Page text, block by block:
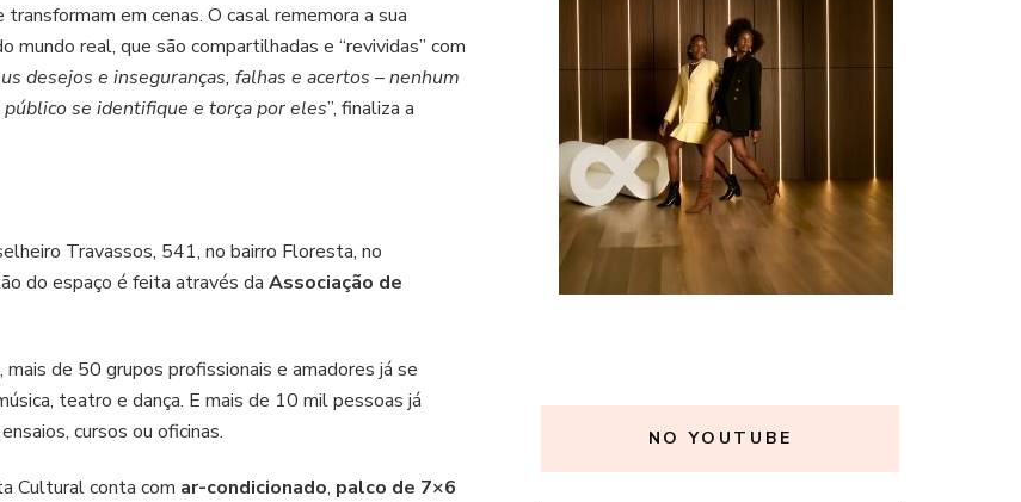
em cenas. O casal rememora a sua
real, que são compartilhadas e “revividas” com
desejos e inseguranças, falhas e acertos – nenhum
se identifique e torça por eles”, finaliza a
Travassos, 541, no bairro Floresta, no
do espaço é feita através da Associação de
de 50 grupos profissionais e amadores já se
teatro e dança. E mais de 10 mil pessoas já
cursos ou oficinas.
Cultural conta com ar-condicionado, palco de 7×6
NO YOUTUBE